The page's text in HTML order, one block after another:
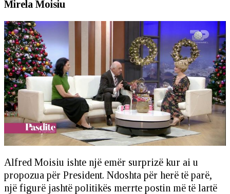
Mirela Moisiu
Alfred Moisiu ishte një emër surprizë kur ai u
propozua për President. Ndoshta për herë të parë,
një figurë jashtë politikës merrte postin më të lartë